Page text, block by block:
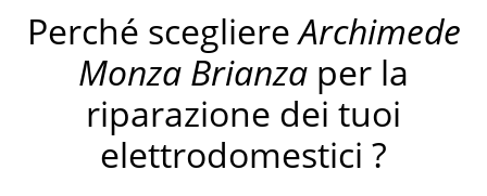
Perché scegliereArchimede
Monza Brianza per la
riparazione dei tuoi
elettrodomestici ?